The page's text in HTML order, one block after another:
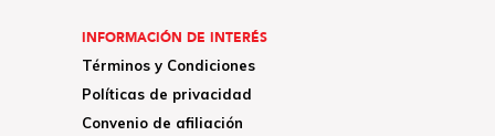
INFORMACIÓN DE INTERÉS
Términos y Condiciones
Políticas de privacidad
Convenio de afiliación